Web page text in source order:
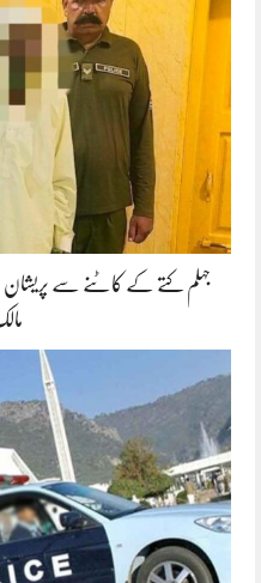
جہلم کتے کے کاٹنے سے پریشان